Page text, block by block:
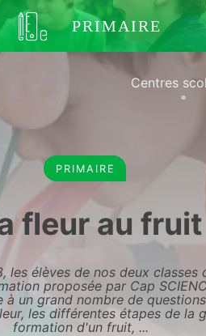
PRIMAIRE
Centres
PRIMAIRE
fleur au
les élèves de nos deux classes
proposée par Cap
à un grand nombre de
les différentes étapes de la
formation d'un fruit, ...